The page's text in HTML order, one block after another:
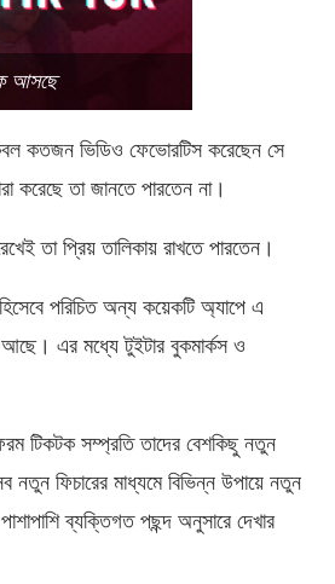
আসছে
কতজন ভিডিও ফেভোরটিস করেছেন সে
করেছে তা জানতে পারতেন না।
তা প্রিয় তালিকায় রাখতে পারতেন।
পরিচিত অন্য কয়েকটি অ্যাপে এ
এর মধ্যে টুইটার বুকমার্কস ও
টিকটক সম্প্রতি তাদের বেশকিছু নতুন
নতুন ফিচারের মাধ্যমে বিভিন্ন উপায়ে নতুন
ব্যক্তিগত পছন্দ অনুসারে দেখার